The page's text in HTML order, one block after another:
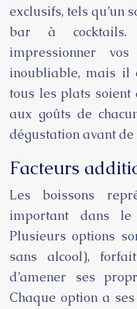
exclusifs, tels qu’un
bar à cocktails.
impressionner
inoubliable, mais il
tous les plats soient
aux goûts de
dégustation avant
Facteurs
Les boissons
important dans le
Plusieurs options
sans alcool),
d’amener ses
Chaque option a